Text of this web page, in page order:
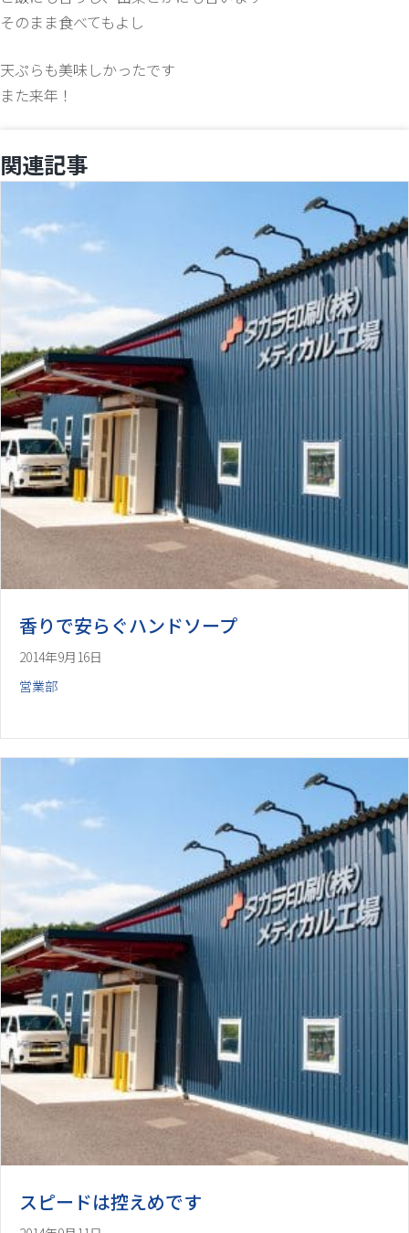
そのまま食べてもよし
天ぷらも美味しかったです
また来年！
関連記事
香りで安らぐハンドソープ
2014年9月16日
営業部
スピードは控えめです